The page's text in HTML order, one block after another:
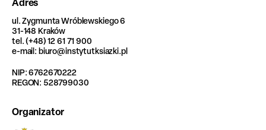
ul. Zygmunta Wróblewskiego 6
31-148 Kraków
tel. (+48) 12 61 71 900
e-mail: biuro@instytutksiazki.pl
NIP: 6762670222
REGON: 528799030
Organizator